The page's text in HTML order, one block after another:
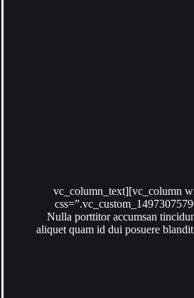
[vc_row 0=””][vc_column width=”1/3″][vc_column_text
!important;}”]Nulla porttitor accumsan
aliquet quam id dui posuere